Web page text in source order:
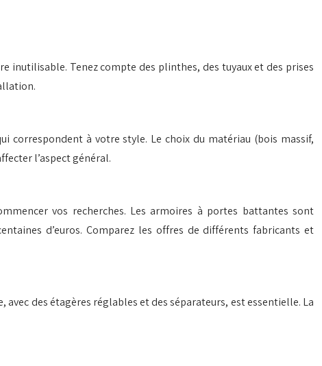
inutilisable. Tenez compte des plinthes, des tuyaux et des prises
correspondent à votre style. Le choix du matériau (bois massif,
l’aspect général.
vos recherches. Les armoires à portes battantes sont
d’euros. Comparez les offres de différents fabricants et
des étagères réglables et des séparateurs, est essentielle. La